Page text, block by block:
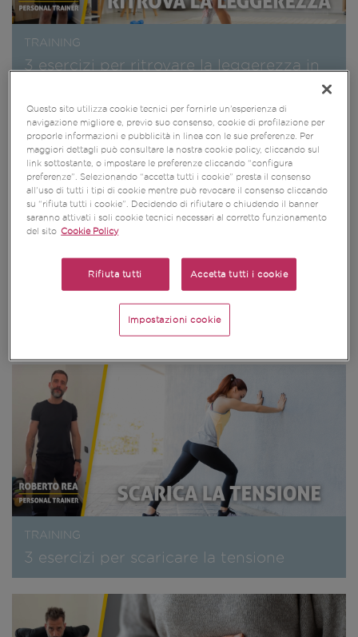
TRAINING
3 esercizi per ritrovare la leggerezza in
TRAINING
3 esercizi per ritrovare energia in pochi
TRAINING
3 esercizi per scaricare la tensione
Questo sito utilizza cookie tecnici per fornirle un’esperienza di
navigazione migliore e, previo suo consenso, cookie di profilazione per
proporle informazioni e pubblicità in linea con le sue preferenze. Per
maggiori dettagli può consultare la nostra cookie policy, cliccando sul
link sottostante, o impostare le preferenze cliccando “configura
preferenze”. Selezionando “accetta tutti i cookie” presta il consenso
all’uso di tutti i tipi di cookie mentre può revocare il consenso cliccando
su “rifiuta tutti i cookie”. Decidendo di rifiutare o chiudendo il banner
saranno attivati i soli cookie tecnici necessari al corretto funzionamento
del sito Cookie Policy
Rifiuta tutti Accetta tutti i cookie
Impostazioni cookie